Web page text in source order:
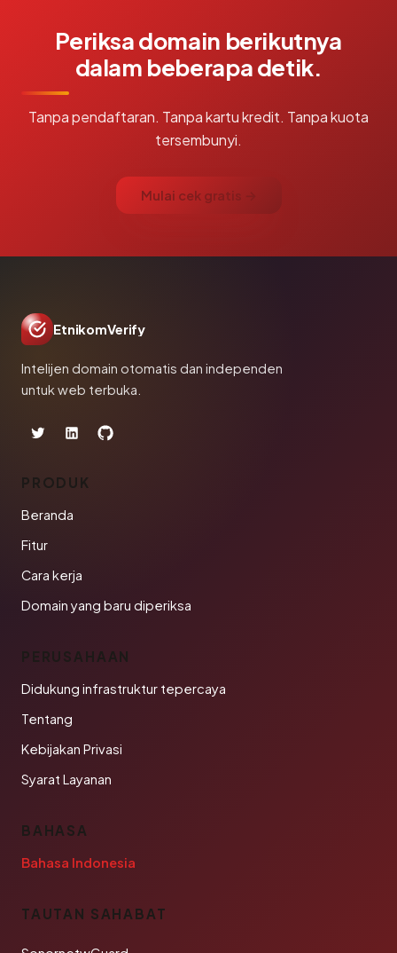
Periksa domain berikutnya
dalam beberapa detik.
Tanpa pendaftaran. Tanpa kartu kredit. Tanpa kuota
tersembunyi.
Mulai cek gratis →
EtnikomVerify
Intelijen domain otomatis dan independen
untuk web terbuka.
PRODUK
Beranda
Fitur
Cara kerja
Domain yang baru diperiksa
PERUSAHAAN
Didukung infrastruktur tepercaya
Tentang
Kebijakan Privasi
Syarat Layanan
BAHASA
Bahasa Indonesia
TAUTAN SAHABAT